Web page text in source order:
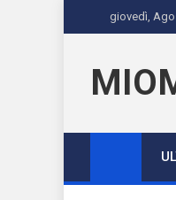
to
giovedì,